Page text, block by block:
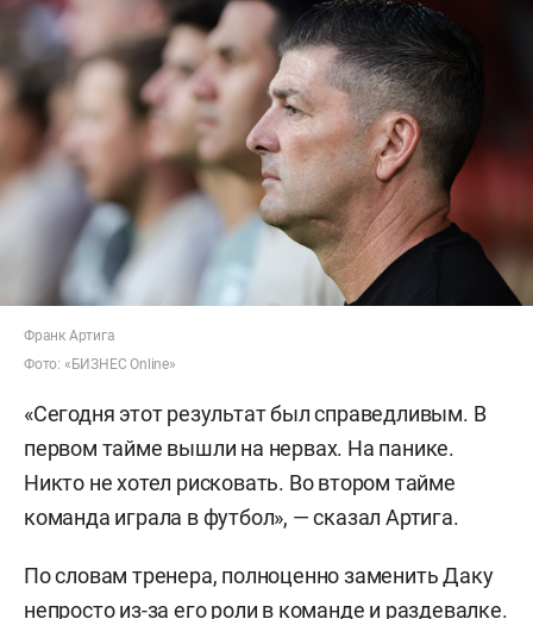
Франк Артига
Фото: «БИЗНЕС Online»
«Сегодня этот результат был справедливым. В
первом тайме вышли на нервах. На панике.
Никто не хотел рисковать. Во втором тайме
команда играла в футбол», — сказал Артига.
По словам тренера, полноценно заменить Даку
непросто из-за его роли в команде и раздевалке.